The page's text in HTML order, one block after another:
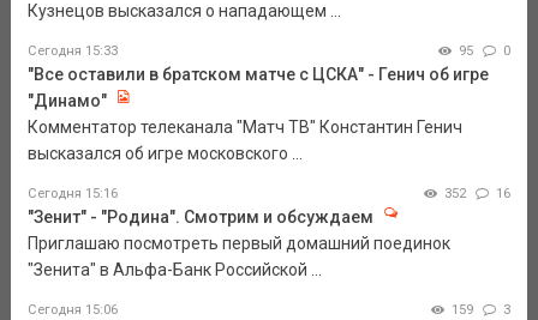
Кузнецов высказался о нападающем ...
Сегодня 15:33 95 0
"Все оставили в братском матче с ЦСКА" - Генич об игре
"Динамо"
Комментатор телеканала "Матч ТВ" Константин Генич
высказался об игре московского ...
Сегодня 15:16 352 16
"Зенит" - "Родина". Смотрим и обсуждаем
Приглашаю посмотреть первый домашний поединок
"Зенита" в Альфа-Банк Российской ...
Сегодня 15:06 159 3